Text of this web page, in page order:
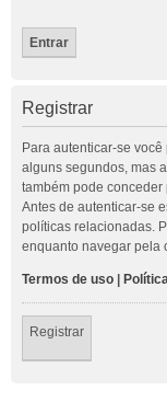
Registrar
Para autenticar-se
alguns segundos, mas
também pode
Antes de autenticar-se
políticas relacionadas.
enquanto navegar pela
Termos de uso
Registrar